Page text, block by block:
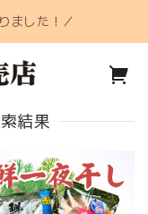
ました！／
結果